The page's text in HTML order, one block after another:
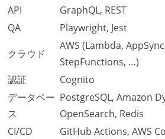
API
GraphQL, REST
QA
Playwright, Jest
クラウド
AWS (Lambda,
StepFunctions, …)
認証
Cognito
データベー
ス
PostgreSQL, Amazon
OpenSearch, Redis
CI/CD
GitHub Actions, AWS